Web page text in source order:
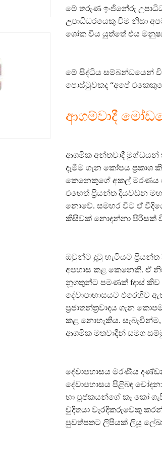
මේ තරුණ ඉංජිනේරු
උපාධිධරයෙකු වීම නිසා
ශෝක විය යුත්තේ එය
මේ සිද්ධිය සම්බන්ධයෙන්
පොස්ටුවකද “අපේ
ආගම්වාදී
ආගමික අන්තවාදී මුග්ධයන්
දැමීම ගැන කෝපය ප්‍රකාශ
කෙනෙකුගේ අකල් මරණය
එහෙත් ප්‍රියන්ත දියවඩන
නොවේ. සමහර විට ඒ
කිසිවක් නොදන්නා පිරිසක්
ඔවුන්ට දුටු හැටියට
අපහාස කළ කෙනෙකි. ඒ
නූගතුන්ට පමණක් fදාස් කිව
දේවාපාහාසයට එරෙහිව
ප්‍රජාතන්ත්‍රවාදය ගැන
කළ නොහැකිය.
ආගමික මතවාදීන් සමග
දේවාපහාසය මරණීය
දේවාපහාසය පිළිබඳ
හා පූජකයන්ගේ කෑ කෝ
චුදිතයා වැරදිකරුවෙකු
පුවත්පතට ලිපියක් ලියූ